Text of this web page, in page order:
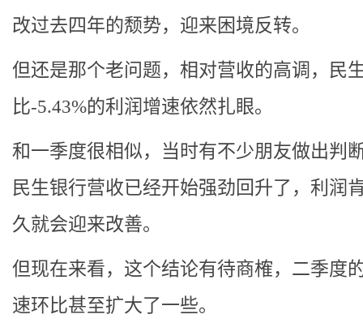
改过去四年的颓势，迎来困境反转。
但还是那个老问题，相对营收的高调，民
比-5.43%的利润增速依然扎眼。
和一季度很相似，当时有不少朋友做出判
民生银行营收已经开始强劲回升了，利润
久就会迎来改善。
但现在来看，这个结论有待商榷，二季度
速环比甚至扩大了一些。